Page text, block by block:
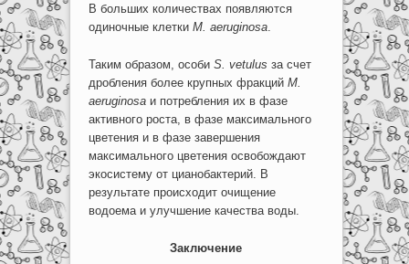
В больших количествах появляются
одиночные клетки M. aeruginosa.
Таким образом, особи S. vetulus за счет
дробления более крупных фракций M.
aeruginosa и потребления их в фазе
активного роста, в фазе максимального
цветения и в фазе завершения
максимального цветения освобождают
экосистему от цианобактерий. В
результате происходит очищение
водоема и улучшение качества воды.
Заключение